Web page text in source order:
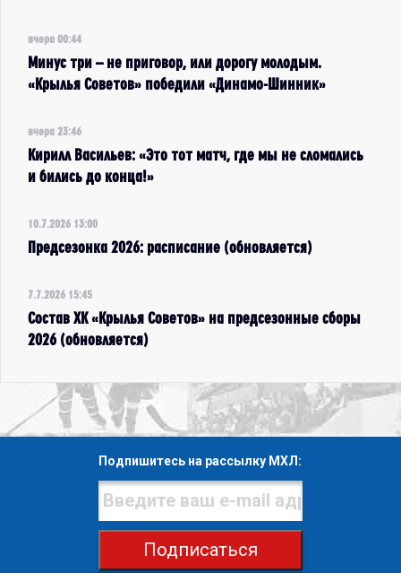
вчера 00:44
Минус три – не приговор, или дорогу молодым.
«Крылья Советов» победили «Динамо-Шинник»
вчера 23:46
Кирилл Васильев: «Это тот матч, где мы не сломались
и бились до конца!»
10.7.2026 13:00
Предсезонка 2026: расписание (обновляется)
7.7.2026 15:45
Состав ХК «Крылья Советов» на предсезонные сборы
2026 (обновляется)
Подпишитесь на рассылку МХЛ:
Подписаться